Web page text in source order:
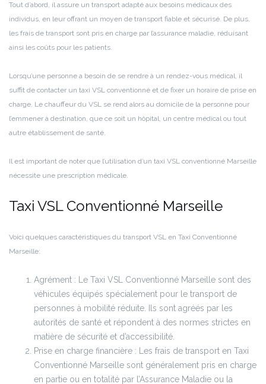
Tout d’abord, il assure un transport adapté aux besoins médicaux des
individus, en leur offrant un moyen de transport fiable et sécurisé. De plus,
les frais de transport sont pris en charge par l’assurance maladie, réduisant
ainsi les coûts pour les patients.
Lorsqu’une personne a besoin de se rendre à un rendez-vous médical, il
suffit de contacter un taxi VSL conventionné et de fixer un horaire de prise en
charge. Le chauffeur du VSL se rend alors au domicile de la personne pour
l’emmener à destination, que ce soit un hôpital, un centre médical ou tout
autre établissement de santé.
Il est important de noter que l’utilisation d’un taxi VSL conventionné Marseille
nécessite une prescription médicale.
Taxi VSL Conventionné Marseille
Voici quelques caractéristiques du transport VSL en Taxi Conventionné
Marseille:
Agrément : Le Taxi VSL Conventionné Marseille sont des
véhicules équipés spécialement pour le transport de
personnes à mobilité réduite. Ils sont agréés par les
autorités de santé et répondent à des normes strictes en
matière de sécurité et d’accessibilité.
Prise en charge financière : Les frais de transport en Taxi
Conventionné Marseille sont généralement pris en charge
en partie ou en totalité par l’Assurance Maladie ou la